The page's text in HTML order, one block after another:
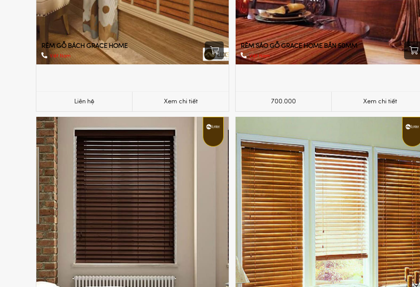
RÈM GỖ BÁCH GRACE HOME
Việt Nam
Liên hệ Xem chi tiết
RÈM SÁO GỖ GRACE HOME BẢN 50MM
Việt Nam
700.000 Xem chi tiết